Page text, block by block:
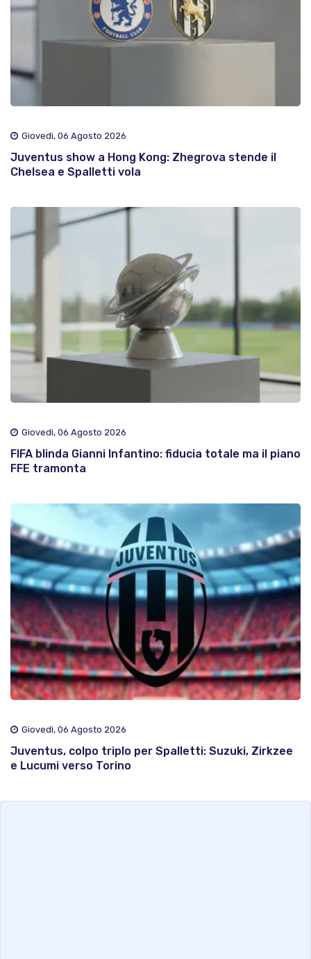
Giovedì, 06 Agosto 2026
Juventus show a Hong Kong: Zhegrova stende il
Chelsea e Spalletti vola
Giovedì, 06 Agosto 2026
FIFA blinda Gianni Infantino: fiducia totale ma il piano
FFE tramonta
Giovedì, 06 Agosto 2026
Juventus, colpo triplo per Spalletti: Suzuki, Zirkzee
e Lucumi verso Torino